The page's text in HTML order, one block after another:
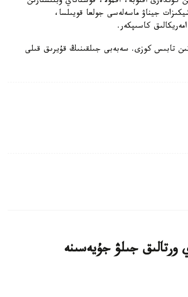
جيناۋ ماسەلەسى جولعا قويىلسا،
كاسىپكەر.
تابىس كوزى. سەبەبى جىلقىنىڭ قۇيرىق قىلى
ءۇي ورتالىق جىلۋ جۇيەسىنە